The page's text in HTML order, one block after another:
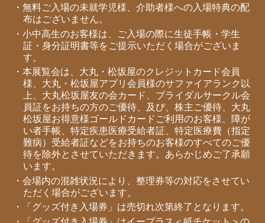
・無料ご入場の未就学児様、介助者様への入場特典の配
布はございません。
・小中高生のお客様は、ご入場の際に生徒手帳・学生
証・身分証明書等をご提示いただく場合がございま
す。
・本展覧会は、大丸・松坂屋のクレジットカード会員
様、大丸・松坂屋アプリ会員様のサファイアランク以
上、大丸松坂屋友の会カード、ブライダルサークル会
員証をお持ちの方のご優待、及び、株主ご優待、大丸
松坂屋お得意様ゴールドカードご利用のお客様、障が
い者手帳、特定疾患医療受給者証、特定医療費（指定
難病）受給者証などをお持ちのお客様のすべてのご優
待を除外とさせていただきます。あらかじめご了承願
います。
・会場内の混雑状況により、整理券等の対応をさせてい
ただく場合がございます。
・「グッズ付き入場券」は売切れ次第終了となります。